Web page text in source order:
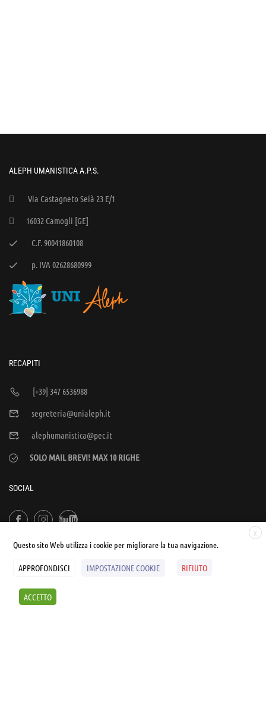
ALEPH UMANISTICA A.P.S.
Via Castagneto Seià 23 E/1
16032 Camogli [GE]
C.F. 90041860108
p. IVA 02628680999
RECAPITI
[+39] 347 6536988
segreteria@unialeph.it
alephumanistica@pec.it
SOLO MAIL BREVI! MAX 10 RIGHE
SOCIAL
Sintesi e liberatorie
X
Questo sito Web utilizza i cookie per migliorare la tua navigazione.
APPROFONDISCI IMPOSTAZIONE COOKIE RIFIUTO
ACCETTO